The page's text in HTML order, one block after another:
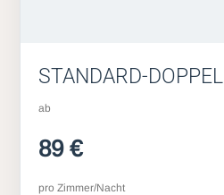
STANDARD-
ab
89 €
pro Zimmer/Nacht